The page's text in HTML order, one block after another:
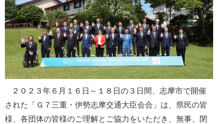
２０２３年６月１６日～１８日の３日間、志摩市で開催
された「Ｇ７三重・伊勢志摩交通大臣会合」は、県民の皆
様、各団体の皆様のご理解とご協力をいただき、無事、閉